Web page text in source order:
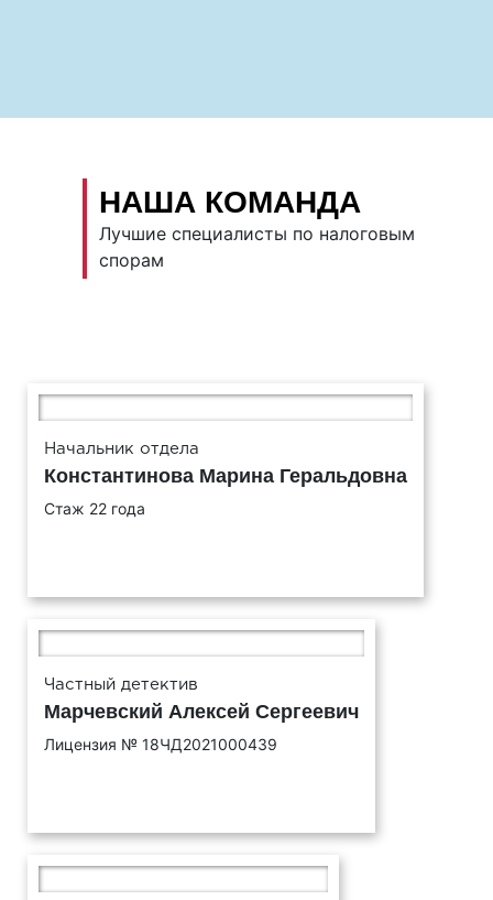
НАША КОМАНДА
Лучшие специалисты по налоговым
спорам
Начальник отдела
Константинова Марина Геральдовна
Стаж 22 года
Частный детектив
Марчевский Алексей Сергеевич
Лицензия № 18ЧД2021000439